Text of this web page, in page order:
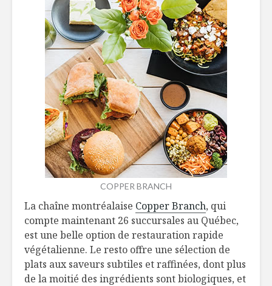
COPPER BRANCH
La chaîne montréalaise Copper Branch, qui
compte maintenant 26 succursales au Québec,
est une belle option de restauration rapide
végétalienne. Le resto offre une sélection de
plats aux saveurs subtiles et raffinées, dont plus
de la moitié des ingrédients sont biologiques, et